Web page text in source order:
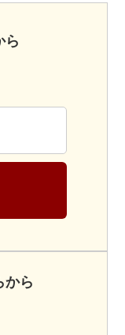
ら
から